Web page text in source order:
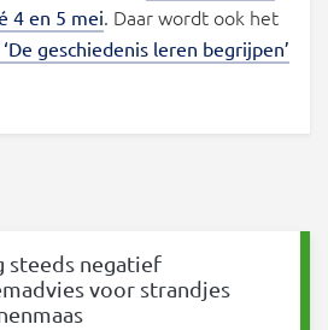
4 en 5 mei. Daar wordt ook het
geschiedenis leren begrijpen’
steeds negatief
voor strandjes